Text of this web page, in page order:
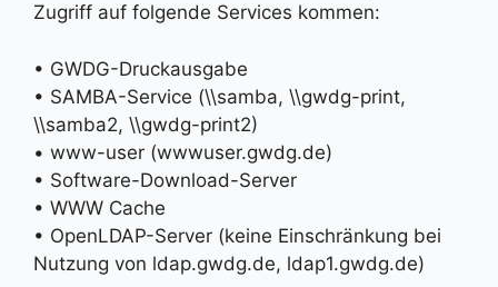
Zugriff auf folgende Services kommen:
• GWDG-Druckausgabe
• SAMBA-Service (\\samba, \\gwdg-print,
\\samba2, \\gwdg-print2)
• www-user (wwwuser.gwdg.de)
• Software-Download-Server
• WWW Cache
• OpenLDAP-Server (keine Einschränkung bei
Nutzung von ldap.gwdg.de, ldap1.gwdg.de)